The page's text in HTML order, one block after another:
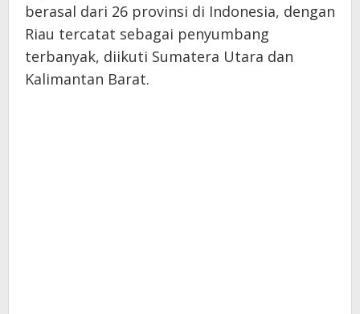
berasal dari 26 provinsi di Indonesia, dengan
Riau tercatat sebagai penyumbang
terbanyak, diikuti Sumatera Utara dan
Kalimantan Barat.